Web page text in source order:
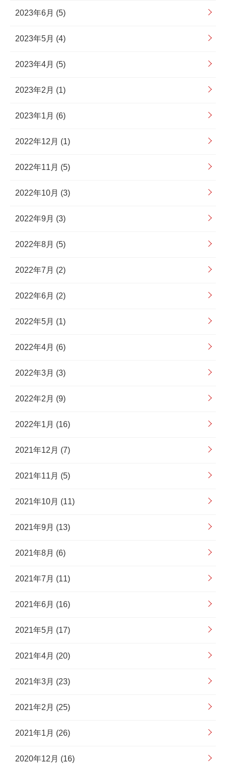
2023年6月 (5)
2023年5月 (4)
2023年4月 (5)
2023年2月 (1)
2023年1月 (6)
2022年12月 (1)
2022年11月 (5)
2022年10月 (3)
2022年9月 (3)
2022年8月 (5)
2022年7月 (2)
2022年6月 (2)
2022年5月 (1)
2022年4月 (6)
2022年3月 (3)
2022年2月 (9)
2022年1月 (16)
2021年12月 (7)
2021年11月 (5)
2021年10月 (11)
2021年9月 (13)
2021年8月 (6)
2021年7月 (11)
2021年6月 (16)
2021年5月 (17)
2021年4月 (20)
2021年3月 (23)
2021年2月 (25)
2021年1月 (26)
2020年12月 (16)